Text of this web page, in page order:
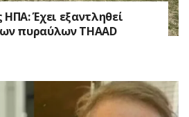
ΗΠΑ: Έχει εξαντληθεί
πυραύλων THAAD